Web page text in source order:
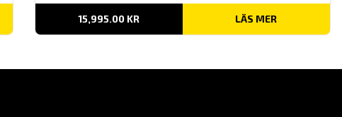
15,995.00 KR LÄS MER